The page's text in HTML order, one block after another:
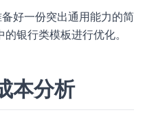
好一份突出通用能力的简
的银行类模板进行优化。
本分析